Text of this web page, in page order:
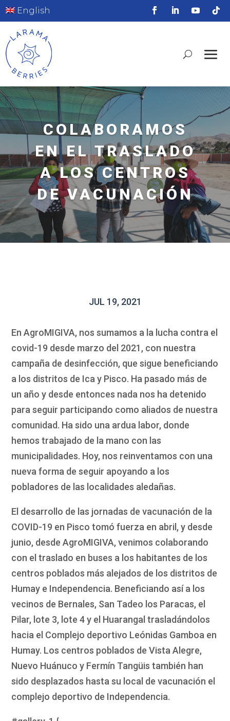
English
COLABORAMOS
EN EL TRASLADO
A LOS CENTROS
DE VACUNACIÓN
JUL 19, 2021
En AgroMIGIVA, nos sumamos a la lucha contra el
covid-19 desde marzo del 2021, con nuestra
campaña de desinfección, que sigue beneficiando
a los distritos de Ica y Pisco. Ha pasado más de
un año y desde entonces nada nos ha detenido
para seguir participando como aliados de nuestra
comunidad. Ha sido una ardua labor, donde
hemos trabajado de la mano con las
municipalidades. Hoy, nos reinventamos con una
nueva forma de seguir apoyando a los
pobladores de las localidades aledañas.
El desarrollo de las jornadas de vacunación de la
COVID-19 en Pisco tomó fuerza en abril, y desde
junio, desde AgroMIGIVA, venimos colaborando
con el traslado en buses a los habitantes de los
centros poblados más alejados de los distritos de
Humay e Independencia. Beneficiando así a los
vecinos de Bernales, San Tadeo los Paracas, el
Pilar, lote 3, lote 4 y el Huarangal trasladándolos
hacia el Complejo deportivo Leónidas Gamboa en
Humay. Los centros poblados de Vista Alegre,
Nuevo Huánuco y Fermín Tangüis también han
sido desplazados hasta su local de vacunación el
complejo deportivo de Independencia.